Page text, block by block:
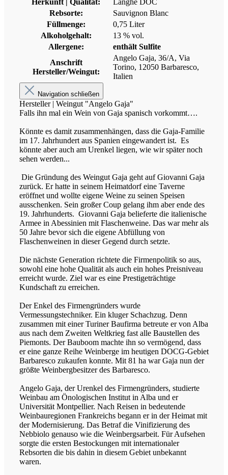
Herkunft | Qualität:
Langhe DOC
Rebsorte:
Sauvignon Blanc
Füllmenge:
0,75 Liter
Alkoholgehalt:
13 % vol.
Allergene:
enthält Sulfite
Anschrift
Hersteller/Weingut:
Angelo Gaja, 36/A, Via
Torino, 12050 Barbaresco,
Italien
Navigation schließen
Hersteller | Weingut "Angelo Gaja"
Falls ihn mal ein Wein von Gaja spanisch vorkommt….
Könnte es damit zusammenhängen, dass die Gaja-Familie
im 17. Jahrhundert aus Spanien eingewandert ist. Es
könnte aber auch am Urenkel liegen, wie wir später noch
sehen werden...
Die Gründung des Weingut Gaja geht auf Giovanni Gaja
zurück. Er hatte in seinem Heimatdorf eine Taverne
eröffnet und wollte eigene Weine zu seinen Speisen
ausschenken. Sein großer Coup gelang ihm aber ende des
19. Jahrhunderts. Giovanni Gaja belieferte die italienische
Armee in Abessinien mit Flaschenweine. Das war mehr als
50 Jahre bevor sich die eigene Abfüllung von
Flaschenweinen in dieser Gegend durch setzte.
Die nächste Generation richtete die Firmenpolitik so aus,
sowohl eine hohe Qualität als auch ein hohes Preisniveau
erreicht wurde. Ziel war es eine Prestigeträchtige
Kundschaft zu erreichen.
Der Enkel des Firmengründers wurde
Vermessungstechniker. Ein kluger Schachzug. Denn
zusammen mit einer Turiner Baufirma betreute er von Alba
aus nach dem Zweiten Weltkrieg fast alle Baustellen des
Piemonts. Der Bauboom machte ihn so vermögend, dass
er eine ganze Reihe Weinberge im heutigen DOCG-Gebiet
Barbaresco zukaufen konnte. Mit 81 ha war Gaja nun der
größte Weinbergbesitzer des Barbaresco.
Angelo Gaja, der Urenkel des Firmengründers, studierte
Weinbau am Önologischen Institut in Alba und er
Universität Montpellier. Nach Reisen in bedeutende
Weinbauregionen Frankreichs begann er in der Heimat mit
der Modernisierung. Das Betraf die Vinifizierung des
Nebbiolo genauso wie die Weinbergsarbeit. Für Aufsehen
sorgte die ersten Bestockungen mit internationaler
Rebsorten die bis dahin in diesem Gebiet unbekannt
waren.